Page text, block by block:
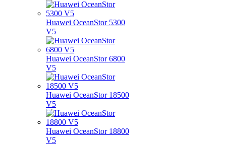
Huawei OceanStor 5300
V5
Huawei OceanStor 6800
V5
Huawei OceanStor 18500
V5
Huawei OceanStor 18800
V5